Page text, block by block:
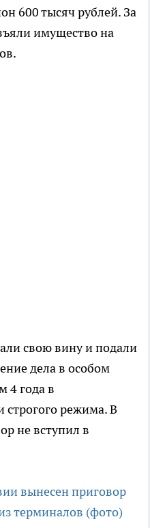
600 тысяч рублей. За
имущество на
свою вину и подали
дела в особом
4 года в
строгого режима. В
не вступил в
вынесен приговор
терминалов (фото)